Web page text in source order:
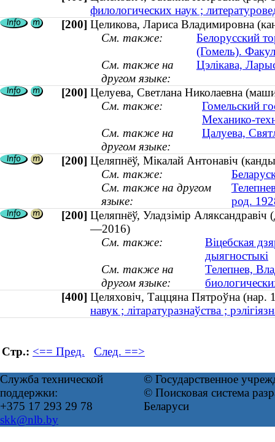
филологических наук ;
[200] Целикова, Лариса Владимировна
См. также:
Белорусский
(Гомель).
См. также на
другом языке:
Цэлікава,
[200] Целуева, Светлана Николаевна
См. также:
Гомельский
Механико-
См. также на
другом языке:
Цалуева,
[200] Целяпнёў, Мікалай Антонавіч
См. также:
См. также на другом
языке:
род.
[200] Целяпнёў, Уладзімір
—2016)
См. также:
Віцебская
дыягностыкі
См. также на
другом языке:
Телепнев,
[400] Целяховіч, Таццяна Пятроўна
навук ; літаратуразнаўства ;
Стр.: <== Пред. След. ==>
Служба технической
поддержки:
+375 17 293 29 78
skk@nlb.by
© Государственное
© Поисковая система
Беларуси